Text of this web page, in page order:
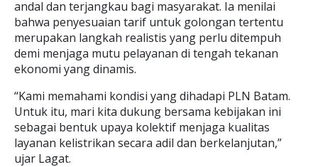
andal dan terjangkau bagi masyarakat. Ia menilai
bahwa penyesuaian tarif untuk golongan tertentu
merupakan langkah realistis yang perlu ditempuh
demi menjaga mutu pelayanan di tengah tekanan
ekonomi yang dinamis.
“Kami memahami kondisi yang dihadapi PLN Batam.
Untuk itu, mari kita dukung bersama kebijakan ini
sebagai bentuk upaya kolektif menjaga kualitas
layanan kelistrikan secara adil dan berkelanjutan,”
ujar Lagat.